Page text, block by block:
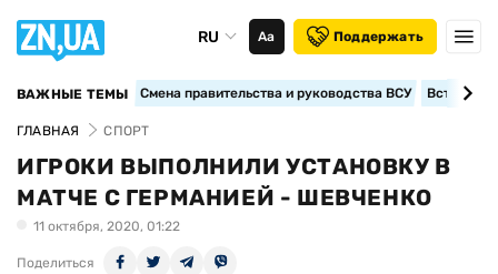
RU Аа Поддержать
ВАЖНЫЕ ТЕМЫ Смена правительства и руководства ВСУ
ГЛАВНАЯ СПОРТ
ИГРОКИ ВЫПОЛНИЛИ УСТАНОВКУ В
МАТЧЕ С ГЕРМАНИЕЙ - ШЕВЧЕНКО
11 октября, 2020, 01:22
Поделиться